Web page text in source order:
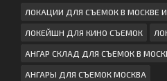
ЛОКАЦИИ ДЛЯ СЪЕМОК В МОСКВЕ
ЛОКЕЙШН ДЛЯ КИНО СЪЕМОК
АНГАР СКЛАД ДЛЯ СЪЕМОК В
АНГАРЫ ДЛЯ СЪЕМОК МОСКВА